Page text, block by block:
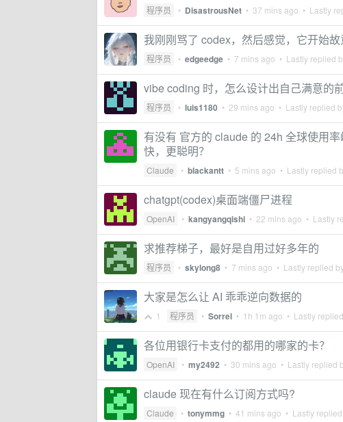
程序员 • DisastrousNet • 37 mins ago • Lastly
我刚刚骂了 codex，然后感觉，它开始
程序员 • edgeedge • 7 mins ago • Lastly replied
vibe coding 时，怎么设计出自己满意的
程序员 • luis1180 • 29 mins ago • Lastly replied
有没有 官方的 claude 的 24h 全球使用
快，更聪明？
Claude • blackantt • 5 mins ago • Lastly replied
chatgpt(codex)桌面端僵尸进程
OpenAI • kangyangqishi • 22 mins ago • Lastly
求推荐梯子，最好是自用过好多年的
程序员 • skylong8 • 7 mins ago • Lastly replied
大家是怎么让 AI 乖乖逆向数据的
1 程序员 • Sorrel • 1h 1m ago • Lastly
各位用银行卡支付的都用的哪家的卡？
OpenAI • my2492 • 30 mins ago • Lastly replied
claude 现在有什么订阅方式吗?
Claude • tonymmg • 41 mins ago • Lastly